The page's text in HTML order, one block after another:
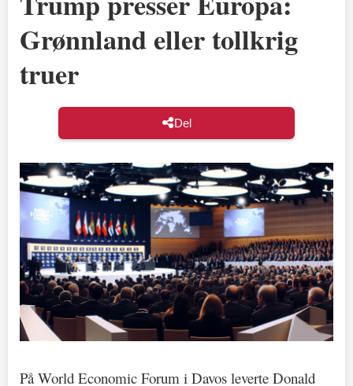
Grønnland eller tollkrig
truer
Del
På World Economic Forum i Davos leverte Donald